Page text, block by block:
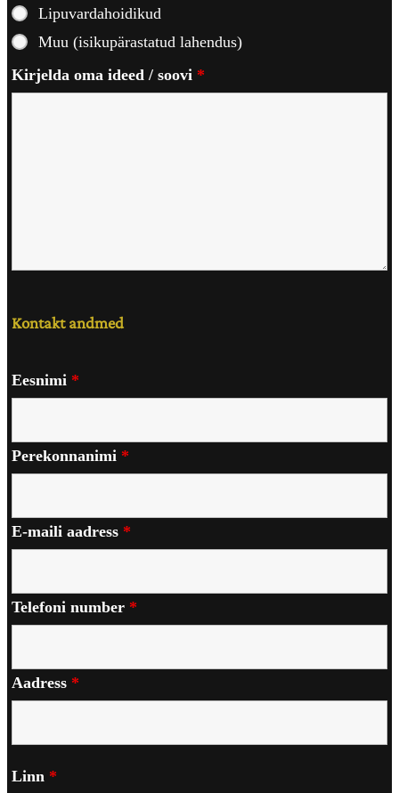
Lipuvardahoidikud
Muu (isikupärastatud lahendus)
Kirjelda oma ideed / soovi *
Kontakt andmed
Eesnimi *
Perekonnanimi *
E-maili aadress *
Telefoni number *
Aadress *
Linn *